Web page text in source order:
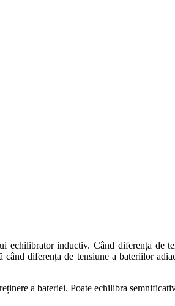
echilibrator inductiv. Când diferența de
diferența de tensiune a bateriilor
a bateriei. Poate echilibra